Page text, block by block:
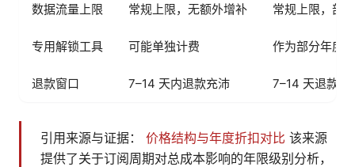
数据流量上限 常规上限，无额外增补 常规上限，部
专用解锁工具 可能单独计费 作为部分年度
退款窗口 7–14 天内退款充沛 7–14 天退款条
引用来源与证据： 价格结构与年度折扣对比 该来源
提供了关于订阅周期对总成本影响的年限级别分析，